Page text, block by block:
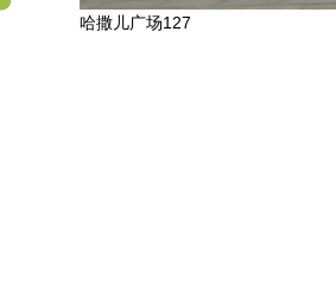
哈撒儿广场127